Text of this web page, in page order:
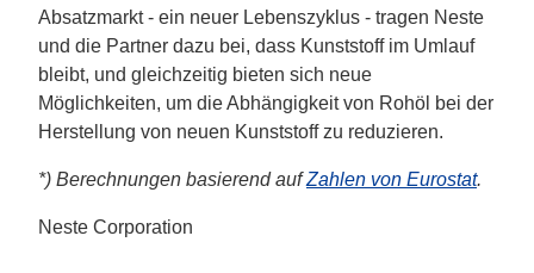
Absatzmarkt - ein neuer Lebenszyklus - tragen Neste
und die Partner dazu bei, dass Kunststoff im Umlauf
bleibt, und gleichzeitig bieten sich neue
Möglichkeiten, um die Abhängigkeit von Rohöl bei der
Herstellung von neuen Kunststoff zu reduzieren.
*) Berechnungen basierend aufZahlen von Eurostat.
Neste Corporation